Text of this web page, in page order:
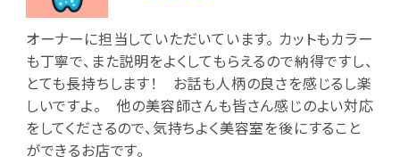
オーナーに担当していただいています。 カットもカラー
も丁寧で、また説明をよくしてもらえるので納得ですし、
とても長持ちします！ お話も人柄の良さを感じるし楽
しいですよ。 他の美容師さんも皆さん感じのよい対応
をしてくださるので、気持ちよく美容室を後にすること
ができるお店です。